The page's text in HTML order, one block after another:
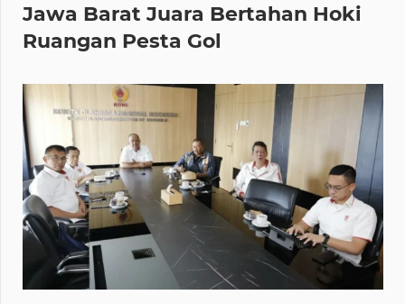
Jawa Barat Juara Bertahan Hoki
Ruangan Pesta Gol